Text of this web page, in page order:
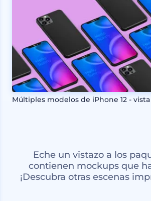
Múltiples modelos de iPhone 12 -
Eche un vistazo a los
contienen mockups que
¡Descubra otras escenas